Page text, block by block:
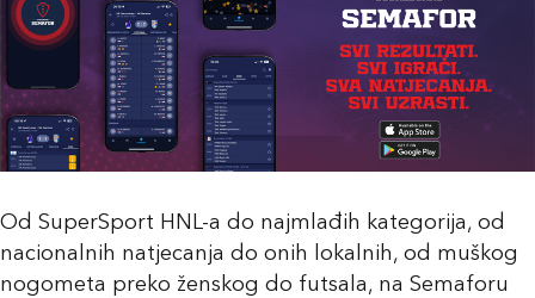
Od SuperSport HNL-a do najmlađih kategorija, od
nacionalnih natjecanja do onih lokalnih, od muškog
nogometa preko ženskog do futsala, na Semaforu